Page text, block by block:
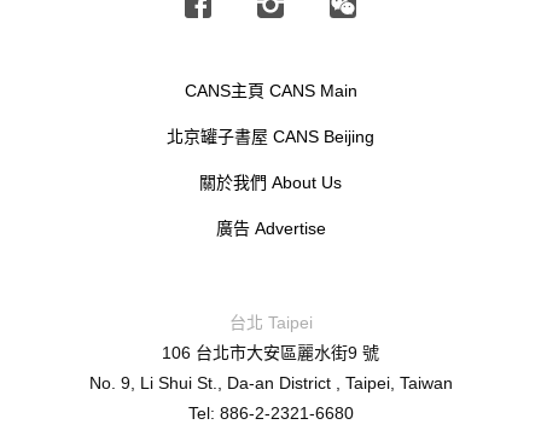
Facebook Instagram
廣告 Advertise
關於我們 About Us
CANS主頁 CANS Main
北京罐子書屋 CANS Beijing
台北 Taipei
106 台北市大安區麗水街9 號
No. 9, Li Shui St., Da-an District , Taipei, Taiwan
Tel: 886-2-2321-6680